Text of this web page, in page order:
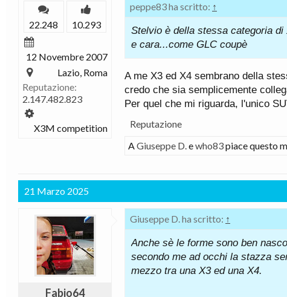
22.248 10.293
12 Novembre 2007
Lazio, Roma
Reputazione:
2.147.482.823
X3M competition
peppe83 ha scritto: ↑
Stelvio è della stessa categoria
e cara...come GLC coupè
A me X3 ed X4 sembrano della
credo che sia semplicemente
Per quel che mi riguarda, l'unico
Reputazione
AGiuseppe D.ewho83piace questo
21 Marzo 2025
Fabio64
Giuseppe D. ha scritto: ↑
Anche sè le forme sono ben
secondo me ad occhi la stazza
mezzo tra una X3 ed una X4.